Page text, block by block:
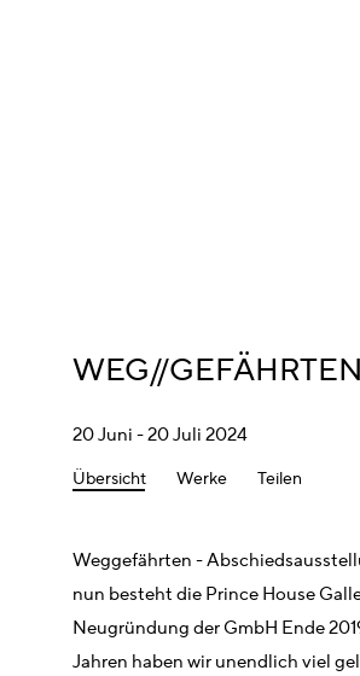
WEG//GEFÄHRTEN
20 Juni - 20 Juli 2024
Übersicht Werke Teilen
Weggefährten -
nun besteht die Prince House
Neugründung der GmbH Ende
Jahren haben wir unendlich viel